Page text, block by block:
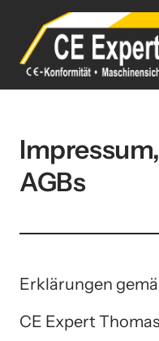
AGBs
Erklärungen
CE Expert